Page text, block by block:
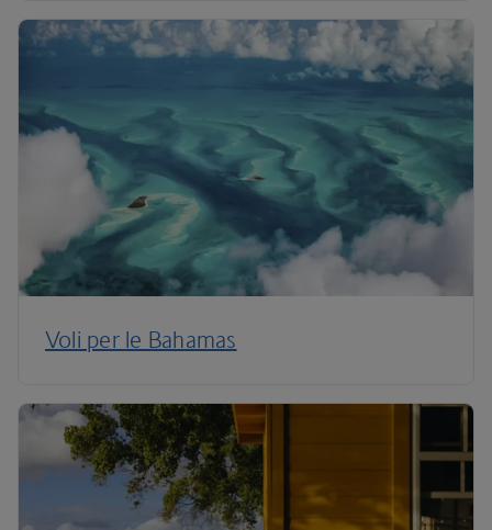
Voli per le Bahamas